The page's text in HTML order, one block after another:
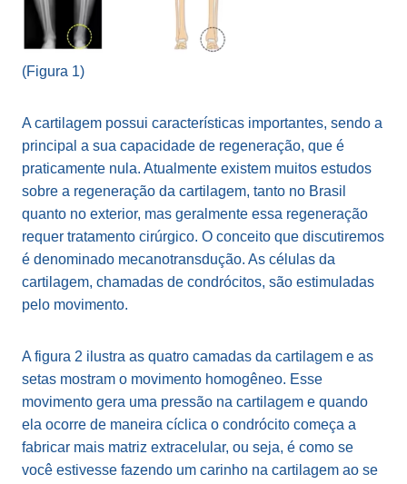
(Figura 1)
A cartilagem possui características importantes, sendo a
principal a sua capacidade de regeneração, que é
praticamente nula. Atualmente existem muitos estudos
sobre a regeneração da cartilagem, tanto no Brasil
quanto no exterior, mas geralmente essa regeneração
requer tratamento cirúrgico. O conceito que discutiremos
é denominado mecanotransdução. As células da
cartilagem, chamadas de condrócitos, são estimuladas
pelo movimento.
A figura 2 ilustra as quatro camadas da cartilagem e as
setas mostram o movimento homogêneo. Esse
movimento gera uma pressão na cartilagem e quando
ela ocorre de maneira cíclica o condrócito começa a
fabricar mais matriz extracelular, ou seja, é como se
você estivesse fazendo um carinho na cartilagem ao se